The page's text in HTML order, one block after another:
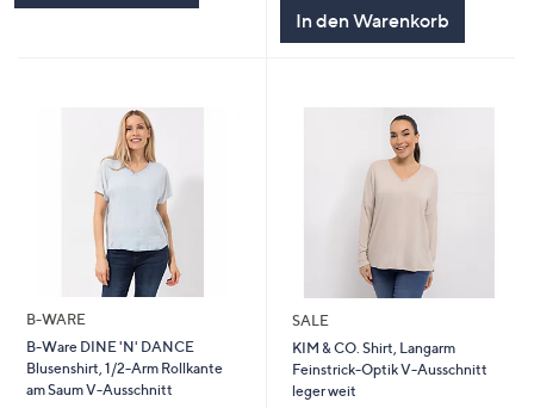
In den Warenkorb
B-WARE
B-Ware DINE 'N' DANCE
Blusenshirt, 1/2-Arm Rollkante
am Saum V-Ausschnitt
SALE
KIM & CO. Shirt, Langarm
Feinstrick-Optik V-Ausschnitt
leger weit